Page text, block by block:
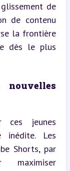
de
de contenu
la frontière
dès le plus
ces jeunes
inédite. Les
Shorts, par